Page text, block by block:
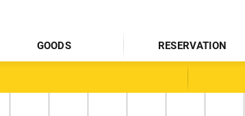
GOODS RESERVATION